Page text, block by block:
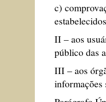
c)
II – aos
público das
III – aos
informações